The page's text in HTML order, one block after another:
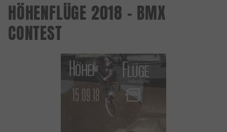
HÖHENFLÜGE 2018 - BMX
CONTEST